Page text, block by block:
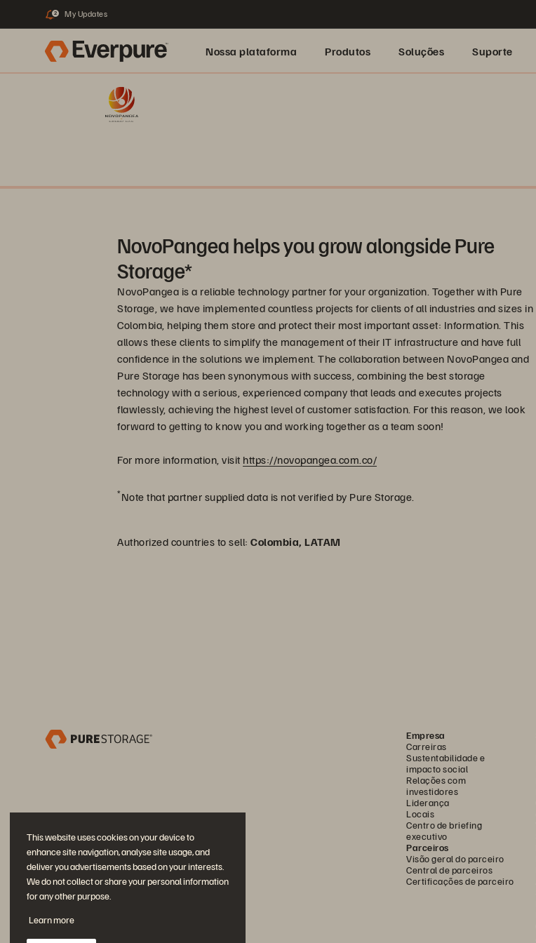
This website uses cookies on your device to
enhance site navigation, analyse site usage, and
deliver you advertisements based on your interests.
We do not collect or share your personal information
for any other purpose.
Learn more
2 My Updates
Nossa plataforma Produtos Soluções Suporte
NovoPangea helps you grow alongside Pure
Storage*
NovoPangea is a reliable technology partner for your organization. Together with Pure
Storage, we have implemented countless projects for clients of all industries and sizes in
Colombia, helping them store and protect their most important asset: Information. This
allows these clients to simplify the management of their IT infrastructure and have full
confidence in the solutions we implement. The collaboration between NovoPangea and
Pure Storage has been synonymous with success, combining the best storage
technology with a serious, experienced company that leads and executes projects
flawlessly, achieving the highest level of customer satisfaction. For this reason, we look
forward to getting to know you and working together as a team soon!
For more information, visit https://novopangea.com.co/
*Note that partner supplied data is not verified by Pure Storage.
Authorized countries to sell: Colombia, LATAM
Empresa
Carreiras
Sustentabilidade e
impacto social
Relações com
investidores
Liderança
Locais
Centro de briefing
executivo
Parceiros
Visão geral do parceiro
Central de parceiros
Certificações de parceiro
Participe da conversa